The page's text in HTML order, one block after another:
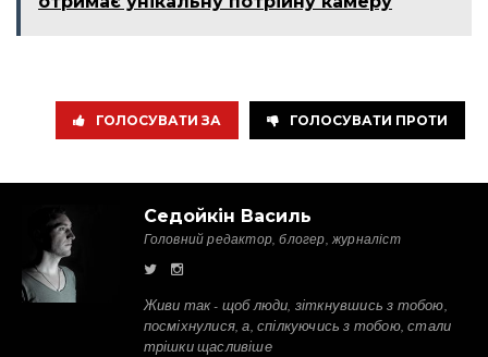
ГОЛОСУВАТИ ЗА ГОЛОСУВАТИ ПРОТИ
Седойкін Василь
Головний редактор, блогер, журналіст
Живи так - щоб люди, зіткнувшись з тобою,
посміхнулися, а, спілкуючись з тобою, стали
трішки щасливіше